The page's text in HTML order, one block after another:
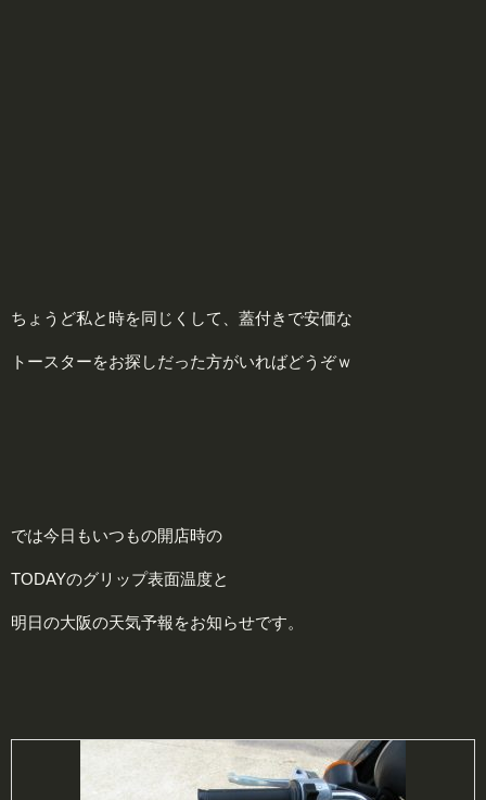
ちょうど私と時を同じくして、蓋付きで安価な
トースターをお探しだった方がいればどうぞｗ
では今日もいつもの開店時の
TODAYのグリップ表面温度と
明日の大阪の天気予報をお知らせです。